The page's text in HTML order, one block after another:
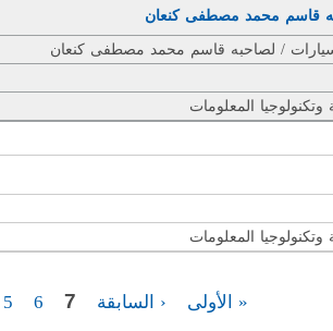
/ لصاحبه قاسم محمد مصطفى كنعان
وتكنولوجيا المعلومات
وتكنولوجيا المعلومات
« الأولى ‹ السابقة 5 6 7